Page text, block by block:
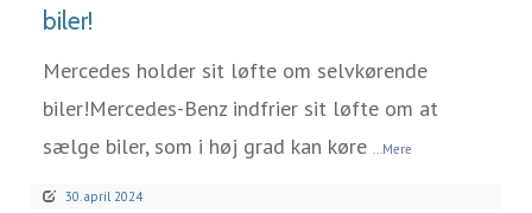
biler!
Mercedes holder sit løfte om selvkørende
biler!Mercedes-Benz indfrier sit løfte om at
sælge biler, som i høj grad kan køre ...Mere
30. april 2024